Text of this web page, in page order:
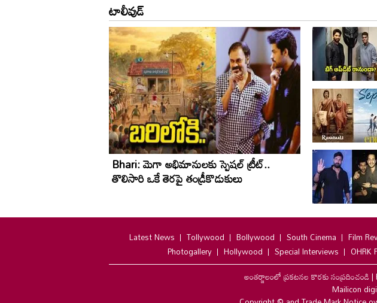
టాలీవుడ్
Bhari: మెగా అభిమానులకు స్పెషల్ ట్రీట్..
తొలిసారి ఒకే తెరపై తండ్రీకొడుకులు
Latest News Tollywood Bollywood South Cinema Film
Photogallery
Hollywood Special Interviews OHRK
అంతర్జాలంలో ప్రకటనల కొరకు సంప్రదించండి|
Mailicon